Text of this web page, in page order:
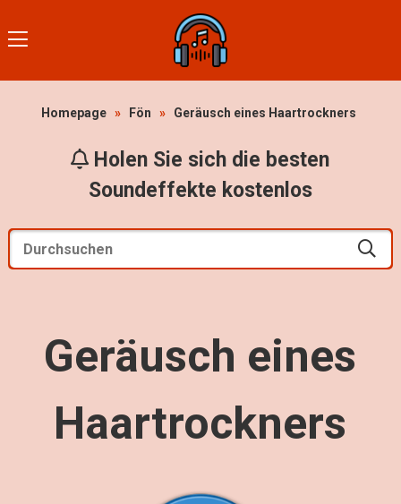
Homepage » Fön » Geräusch eines Haartrockners
Holen Sie sich die besten
Soundeffekte kostenlos
Geräusch eines
Haartrockners